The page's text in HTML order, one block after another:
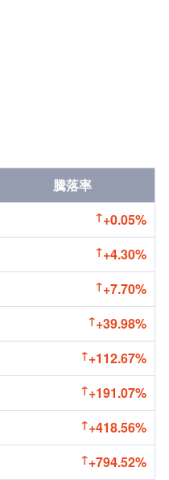
騰落率
+0.05%
+4.30%
+7.70%
+39.98%
+112.67%
+191.07%
+418.56%
+794.52%